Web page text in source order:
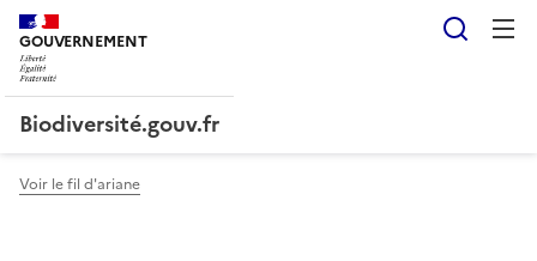
GOUVERNEMENT
Liberté, Égalité, Fraternité
Biodiversité.gouv.fr
Voir le fil d'ariane